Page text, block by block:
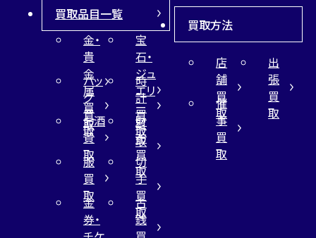
買取品目一覧
金・
貴
金
属
買
取
宝
石・
ジュ
エリ
ー
買
取
バッ
グ
買
取
時
計
買
取
お酒
買
取
財
布
買
取
服
買
取
切
手
買
取
金
券・
古
銭
買取方法
店
舗
買
取
出
張
買
取
催
事
買
取